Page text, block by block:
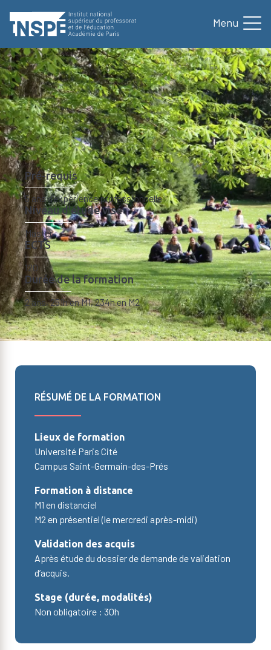
contenu
principal
d'Ariane
Accueil Formation Nos formations Master MEEF Pratiques
Master MEEF Pratiques &
ingénierie de la formation
Formation de formateur (FDF)
Pré-requis
5 ans d’expérience professionnelle
Niveau d'étude visé
Master
ECTS
120
Durée de la formation
2 ans, 251h en M1, 234h en M2
RÉSUMÉ DE LA FORMATION
Lieux de formation
Université Paris Cité
Campus Saint-Germain-des-Prés
Formation à distance
M1 en distanciel
M2 en présentiel (le mercredi après-midi)
Validation des acquis
Après étude du dossier de demande de validation
d’acquis.
Stage (durée, modalités)
Non obligatoire : 30h